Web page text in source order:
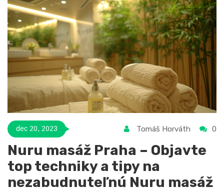
vás intrigujú tieto potenciálne výhody, poďme sa spolu
ponoriť do toho, ako presne môžu takéto intímne masáže
prispeť k našej celkovej pohode. Som zvedavý, či zažijete
rovnaké pozitívne efekty ako ja!
dec 20, 2023 Tomáš Horváth 0
Nuru masáž Praha – Objavte
top techniky a tipy na
nezabudnuteľnú Nuru masáž